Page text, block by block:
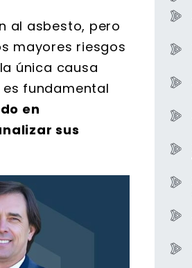
al asbesto, pero
mayores riesgos
única causa
fundamental
en
sus